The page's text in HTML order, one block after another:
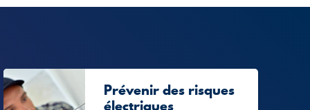
Prévenir des risques
électriques